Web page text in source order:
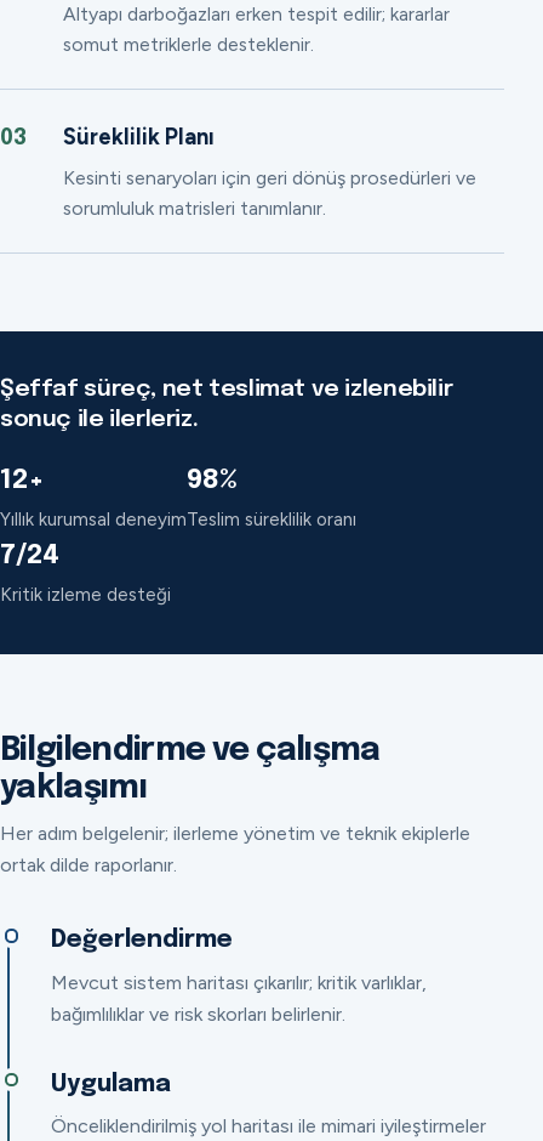
Altyapı darboğazları erken tespit edilir; kararlar
somut metriklerle desteklenir.
03 Süreklilik Planı
Kesinti senaryoları için geri dönüş prosedürleri ve
sorumluluk matrisleri tanımlanır.
Şeffaf süreç, net teslimat ve izlenebilir
sonuç ile ilerleriz.
12+
Yıllık kurumsal deneyim
98%
Teslim süreklilik oranı
7/24
Kritik izleme desteği
Bilgilendirme ve çalışma
yaklaşımı
Her adım belgelenir; ilerleme yönetim ve teknik ekiplerle
ortak dilde raporlanır.
Değerlendirme
Mevcut sistem haritası çıkarılır; kritik varlıklar,
bağımlılıklar ve risk skorları belirlenir.
Uygulama
Önceliklendirilmiş yol haritası ile mimari iyileştirmeler